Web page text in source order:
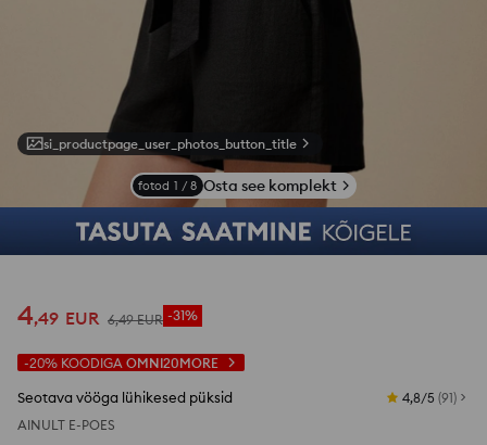
si_productpage_user_photos_button_title
fotod 1 / 8 Osta see komplekt
4,49 EUR 6,49 EUR -31%
-20% KOODIGA OMNI20MORE
Seotava vööga lühikesed püksid 4,8/5 (91)
AINULT E-POES